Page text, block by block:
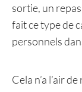
sortie, un
fait ce type de
personnels
Cela n’a l’air